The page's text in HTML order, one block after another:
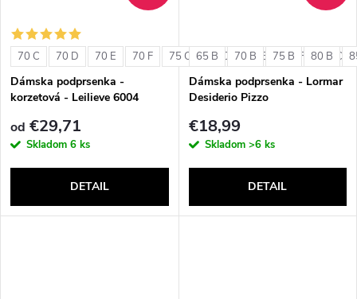
70 C 70 D 70 E 70 F 75 C 75 D 75 E 75 F 80 C
Dámska podprsenka -
korzetová - Leilieve 6004
od €29,71
Skladom 6 ks
DETAIL
65 B 70 B 75 B 80 B
Dámska podprsenka - Lormar
Desiderio Pizzo
€18,99
Skladom >6 ks
DETAIL